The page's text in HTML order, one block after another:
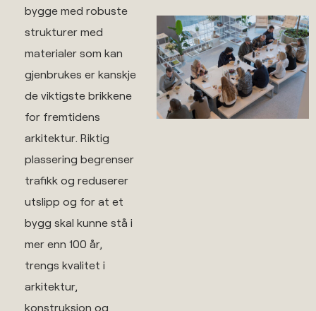
bygge med robuste
strukturer med
materialer som kan
gjenbrukes er kanskje
de viktigste brikkene
for fremtidens
arkitektur. Riktig
plassering begrenser
trafikk og reduserer
utslipp og for at et
bygg skal kunne stå i
mer enn 100 år,
trengs kvalitet i
arkitektur,
konstruksjon og